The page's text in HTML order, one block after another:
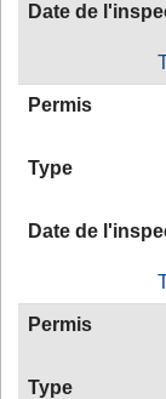
Date de
Permis
Type
Date de
Permis
Type